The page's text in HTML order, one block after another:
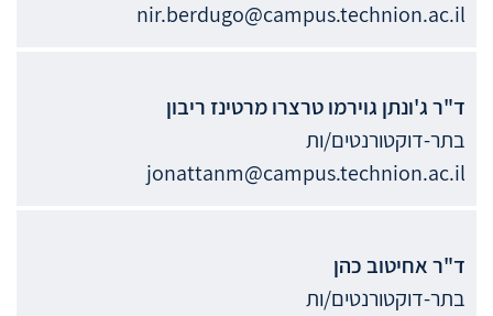
nir.berdugo@campus.technion.ac.il
ד"רג'ונתן גוירמו טרצרומרטינז ריבון
בתר-דוקטורנטים/ות
jonattanm@campus.technion.ac.il
ד"ראחיטוב כהן
בתר-דוקטורנטים/ות